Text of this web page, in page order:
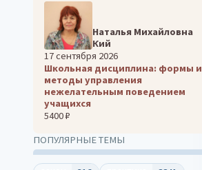
Наталья Михайловна
Кий
17 сентября 2026
Школьная дисциплина: формы и
методы управления
нежелательным поведением
учащихся
5400 ₽
ПОПУЛЯРНЫЕ ТЕМЫ